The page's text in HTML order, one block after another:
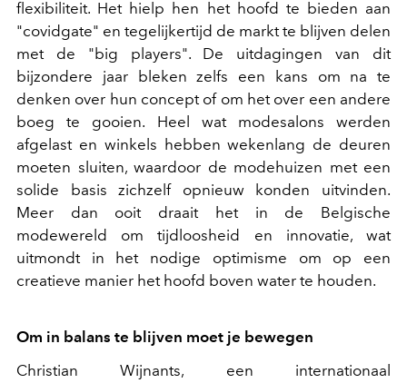
flexibiliteit. Het hielp hen het hoofd te bieden aan
"covidgate" en tegelijkertijd de markt te blijven delen
met de "big players". De uitdagingen van dit
bijzondere jaar bleken zelfs een kans om na te
denken over hun concept of om het over een andere
boeg te gooien. Heel wat modesalons werden
afgelast en winkels hebben wekenlang de deuren
moeten sluiten, waardoor de modehuizen met een
solide basis zichzelf opnieuw konden uitvinden.
Meer dan ooit draait het in de Belgische
modewereld om tijdloosheid en innovatie, wat
uitmondt in het nodige optimisme om op een
creatieve manier het hoofd boven water te houden.
Om in balans te blijven moet je bewegen
Christian Wijnants, een internationaal